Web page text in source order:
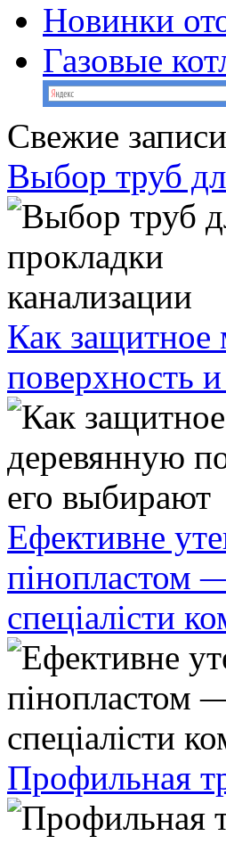
Новинки
Газовые
Свежие записи
Выбор труб
Как защитное
поверхность
Ефективне
пінопластом
спеціалісти
Профильная